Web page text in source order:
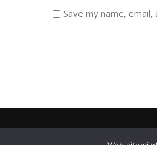
Save my name,